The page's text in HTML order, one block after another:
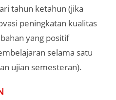
tahun ketahun (jika
peningkatan kualitas
yang positif
selama satu
ujian semesteran).